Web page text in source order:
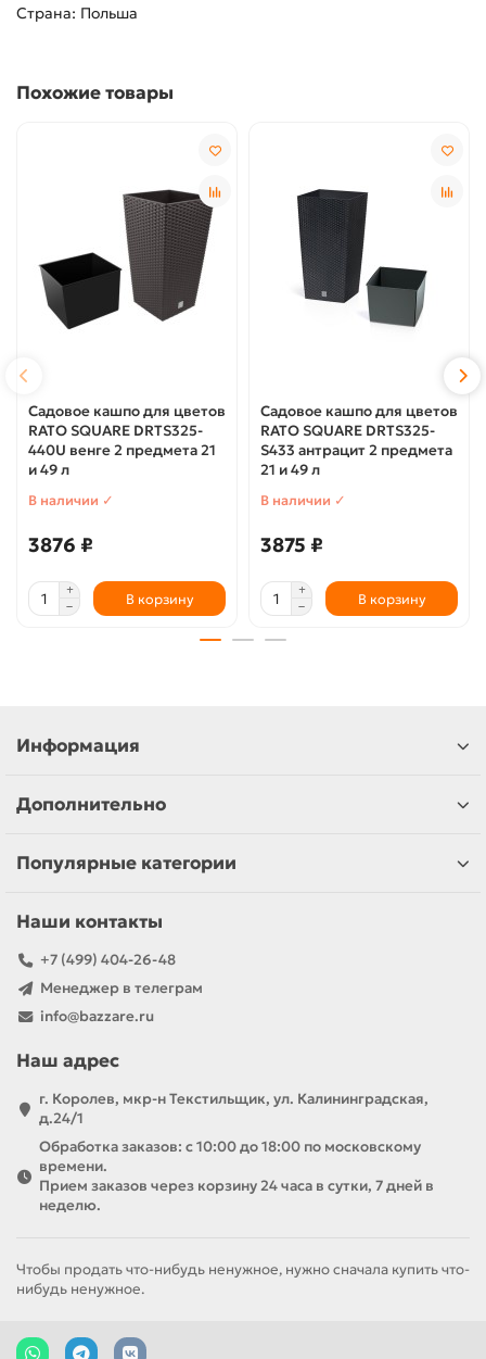
Страна: Польша
Похожие товары
Садовое кашпо для цветов
RATO SQUARE DRTS325-
440U венге 2 предмета 21
и 49 л
В наличии ✓
3876 ₽
В корзину
Садовое кашпо для цветов
RATO SQUARE DRTS325-
S433 антрацит 2 предмета
21 и 49 л
В наличии ✓
3875 ₽
В корзину
Информация
Дополнительно
Популярные категории
Наши контакты
+7 (499) 404-26-48
Менеджер в телеграм
info@bazzare.ru
Наш адрес
г. Королев, мкр-н Текстильщик, ул. Калининградская,
д.24/1
Обработка заказов: с 10:00 до 18:00 по московскому
времени.
Прием заказов через корзину 24 часа в сутки, 7 дней в
неделю.
Чтобы продать что-нибудь ненужное, нужно сначала купить что-
нибудь ненужное.